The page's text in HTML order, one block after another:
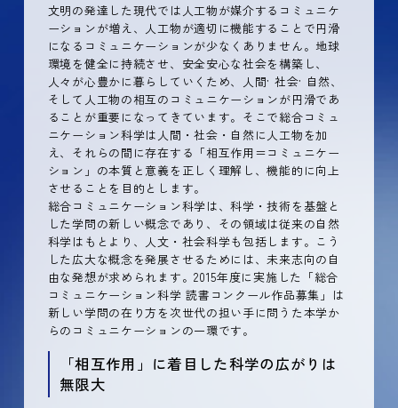
文明の発達した現代では人工物が媒介するコミュニケ
ーションが増え、人工物が適切に機能することで円滑
になるコミュニケーションが少なくありません。地球
環境を健全に持続させ、安全安心な社会を構築し、
人々が心豊かに暮らしていくため、人間· 社会· 自然、
そして人工物の相互のコミュニケーションが円滑であ
ることが重要になってきています。そこで総合コミュ
ニケーション科学は人間・社会・自然に人工物を加
え、それらの間に存在する「相互作用＝コミュニケー
ション」の本質と意義を正しく理解し、機能的に向上
させることを目的とします。
総合コミュニケーション科学は、科学・技術を基盤と
した学問の新しい概念であり、その領域は従来の自然
科学はもとより、人文・社会科学も包括します。こう
した広大な概念を発展させるためには、未来志向の自
由な発想が求められます。2015年度に実施した「総合
コミュニケーション科学 読書コンクール作品募集」は
新しい学問の在り方を次世代の担い手に問うた本学か
らのコミュニケーションの一環です。
「相互作用」に着目した科学の広がりは
無限大